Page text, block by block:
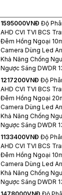
1595000VNÐ Độ
AHD CVI TVI BCS
Đêm Hồng Ngoại
Camera Dùng Led
Khả Năng Chống
Ngược Sáng DWDR
1217200VNÐ Độ
AHD CVI TVI BCS
Đêm Hồng Ngoại
Camera Dùng Led
Khả Năng Chống
Ngược Sáng DWDR
1133400VNÐ Độ
AHD CVI TVI BCS
Đêm Hồng Ngoại
Camera Dùng Led
Khả Năng Chống
Ngược Sáng DWDR